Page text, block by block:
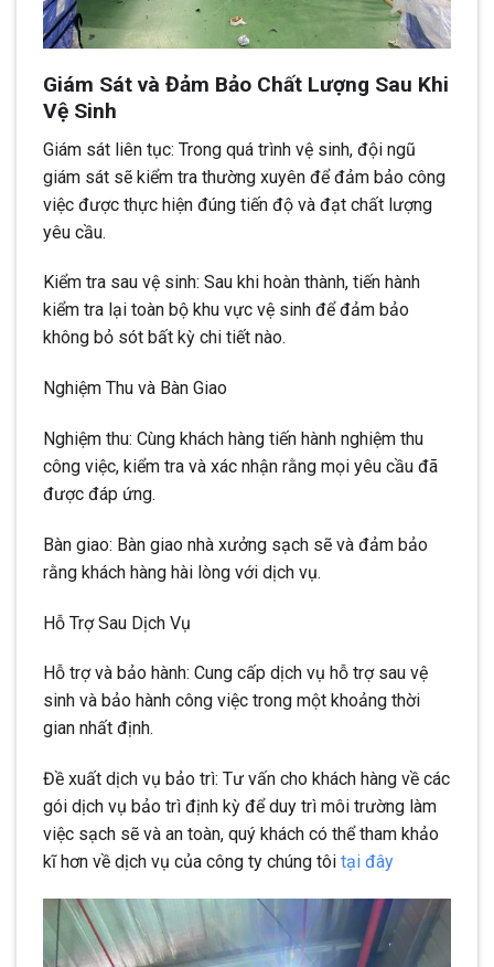
Giám Sát và Đảm Bảo Chất Lượng Sau Khi
Vệ Sinh
Giám sát liên tục: Trong quá trình vệ sinh, đội ngũ
giám sát sẽ kiểm tra thường xuyên để đảm bảo công
việc được thực hiện đúng tiến độ và đạt chất lượng
yêu cầu.
Kiểm tra sau vệ sinh: Sau khi hoàn thành, tiến hành
kiểm tra lại toàn bộ khu vực vệ sinh để đảm bảo
không bỏ sót bất kỳ chi tiết nào.
Nghiệm Thu và Bàn Giao
Nghiệm thu: Cùng khách hàng tiến hành nghiệm thu
công việc, kiểm tra và xác nhận rằng mọi yêu cầu đã
được đáp ứng.
Bàn giao: Bàn giao nhà xưởng sạch sẽ và đảm bảo
rằng khách hàng hài lòng với dịch vụ.
Hỗ Trợ Sau Dịch Vụ
Hỗ trợ và bảo hành: Cung cấp dịch vụ hỗ trợ sau vệ
sinh và bảo hành công việc trong một khoảng thời
gian nhất định.
Đề xuất dịch vụ bảo trì: Tư vấn cho khách hàng về các
gói dịch vụ bảo trì định kỳ để duy trì môi trường làm
việc sạch sẽ và an toàn, quý khách có thể tham khảo
kĩ hơn về dịch vụ của công ty chúng tôi tại đây